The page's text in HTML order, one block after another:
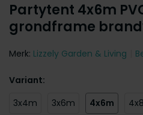
Partytent 4x6m
grondframe
Merk: Lizzely Garden & Living
Variant:
3x4m
3x6m 4x6m